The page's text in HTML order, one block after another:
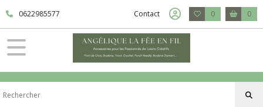
0622985577 Contact 0 0